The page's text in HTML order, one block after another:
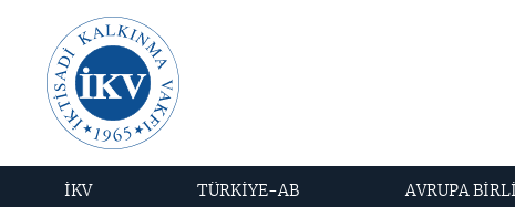
İKV TÜRKİYE-AB AVRUPA